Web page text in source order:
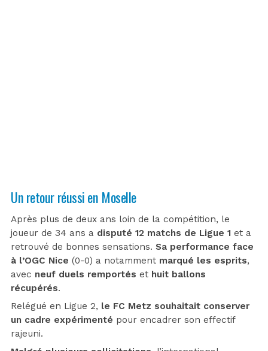
Un retour réussi en Moselle
Après plus de deux ans loin de la compétition, le
joueur de 34 ans a disputé 12 matchs de Ligue 1 et a
retrouvé de bonnes sensations. Sa performance face
à l’OGC Nice (0-0) a notamment marqué les esprits,
avec neuf duels remportés et huit ballons
récupérés.
Relégué en Ligue 2, le FC Metz souhaitait conserver
un cadre expérimenté pour encadrer son effectif
rajeuni.